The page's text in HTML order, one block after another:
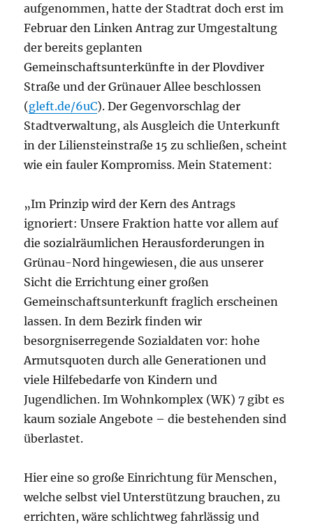
aufgenommen, hatte der Stadtrat doch erst im
Februar den Linken Antrag zur Umgestaltung
der bereits geplanten
Gemeinschaftsunterkünfte in der Plovdiver
Straße und der Grünauer Allee beschlossen
(gleft.de/6uC). Der Gegenvorschlag der
Stadtverwaltung, als Ausgleich die Unterkunft
in der Liliensteinstraße 15 zu schließen, scheint
wie ein fauler Kompromiss. Mein Statement:
„Im Prinzip wird der Kern des Antrags
ignoriert: Unsere Fraktion hatte vor allem auf
die sozialräumlichen Herausforderungen in
Grünau-Nord hingewiesen, die aus unserer
Sicht die Errichtung einer großen
Gemeinschaftsunterkunft fraglich erscheinen
lassen. In dem Bezirk finden wir
besorgniserregende Sozialdaten vor: hohe
Armutsquoten durch alle Generationen und
viele Hilfebedarfe von Kindern und
Jugendlichen. Im Wohnkomplex (WK) 7 gibt es
kaum soziale Angebote – die bestehenden sind
überlastet.
Hier eine so große Einrichtung für Menschen,
welche selbst viel Unterstützung brauchen, zu
errichten, wäre schlichtweg fahrlässig und